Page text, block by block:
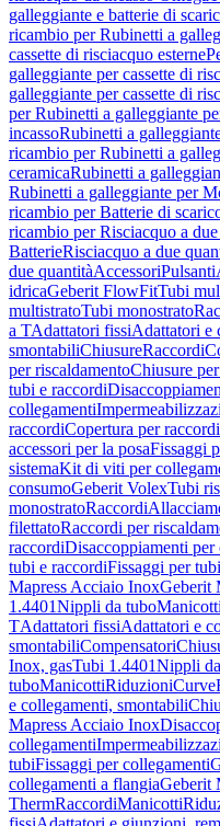
galleggiante e batterie di
ricambio per Rubinetti a
cassette di risciacquo esterne
galleggiante per cassette di
galleggiante per cassette di
per Rubinetti a galleggiante
incassoRubinetti a
ricambio per Rubinetti a
ceramicaRubinetti a
Rubinetti a galleggiante per
ricambio per Batterie di
ricambio per Risciacquo a
BatterieRisciacquo a due
due quantitàAccessoriPulsanti
idricaGeberit FlowFitTubi
multistratoTubi monostrato
a TAdattatori fissiAdattatori e
smontabiliChiusureRaccordi
per riscaldamentoChiusure
tubi e raccordi
collegamenti
raccordiCopertura per raccordi
accessori per la posaFissaggi
sistemaKit di viti per
consumoGeberit VolexTubi
monostratoRaccordi
filettatoRaccordi per
raccordiDisaccoppiamenti per
tubi e raccordiFissaggi per tubi
Mapress Acciaio InoxGeberit
1.4401Nippli da tuboManicotti
TAdattatori fissiAdattatori e
smontabiliCompensatori
Inox, gasTubi 1.4401Nippli da
tuboManicottiRiduzioniCurve
e collegamenti, smontabili
Mapress Acciaio Inox
collegamenti
tubiFissaggi per collegamenti
collegamenti a flangiaGeberit
ThermRaccordiManicotti